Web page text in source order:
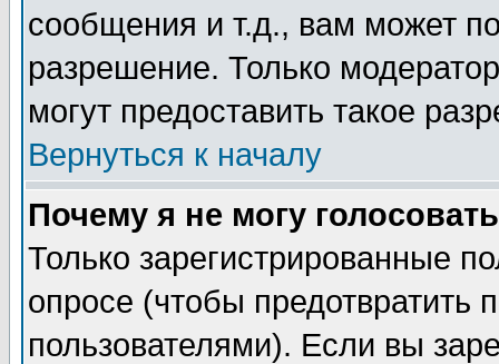
сообщения и т.д., вам может
разрешение. Только
могут предоставить такое
Вернуться к началу
Почему я не могу
Только зарегистрированные
опросе (чтобы предотвратить
пользователями). Если вы